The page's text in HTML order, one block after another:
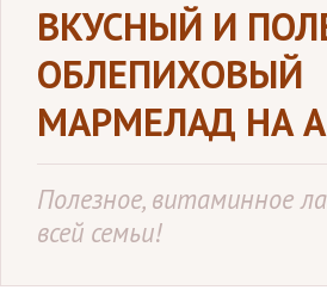
ВКУСНЫЙ И
ОБЛЕПИХОВЫЙ
МАРМЕЛАД НА
Полезное, витаминное
всей семьи!